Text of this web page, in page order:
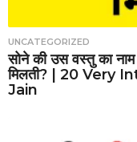
UNCATEGORIZED
सोने की उस वस्तु का
मिलती? | 20 Very
Jain